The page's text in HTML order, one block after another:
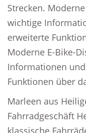
Strecken.
wichtige
erweiterte
Moderne E-Bike-
Informationen
Funktionen über
Marleen aus
Fahrradgeschäft